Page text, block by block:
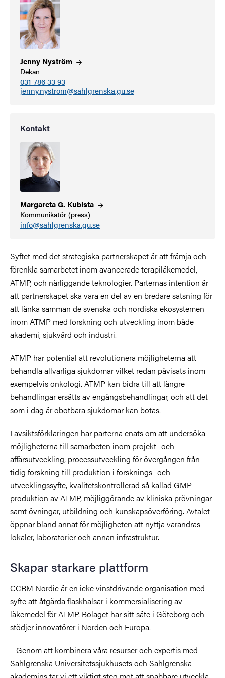
Jenny Nyström
Dekan
031-786 33 93
jenny.nystrom@sahlgrenska.gu.se
Kontakt
Margareta G. Kubista
Kommunikatör (press)
info@sahlgrenska.gu.se
Syftet med det strategiska partnerskapet är att främja och
förenkla samarbetet inom avancerade terapiläkemedel,
ATMP, och närliggande teknologier. Parternas intention är
att partnerskapet ska vara en del av en bredare satsning för
att länka samman de svenska och nordiska ekosystemen
inom ATMP med forskning och utveckling inom både
akademi, sjukvård och industri.
ATMP har potential att revolutionera möjligheterna att
behandla allvarliga sjukdomar vilket redan påvisats inom
exempelvis onkologi. ATMP kan bidra till att längre
behandlingar ersätts av engångsbehandlingar, och att det
som i dag är obotbara sjukdomar kan botas.
I avsiktsförklaringen har parterna enats om att undersöka
möjligheterna till samarbeten inom projekt- och
affärsutveckling, processutveckling för övergången från
tidig forskning till produktion i forsknings- och
utvecklingssyfte, kvalitetskontrollerad så kallad GMP-
produktion av ATMP, möjliggörande av kliniska prövningar
samt övningar, utbildning och kunskapsöverföring. Avtalet
öppnar bland annat för möjligheten att nyttja varandras
lokaler, laboratorier och annan infrastruktur.
Skapar starkare plattform
CCRM Nordic är en icke vinstdrivande organisation med
syfte att åtgärda flaskhalsar i kommersialisering av
läkemedel för ATMP. Bolaget har sitt säte i Göteborg och
stödjer innovatörer i Norden och Europa.
– Genom att kombinera våra resurser och expertis med
Sahlgrenska Universitetssjukhusets och Sahlgrenska